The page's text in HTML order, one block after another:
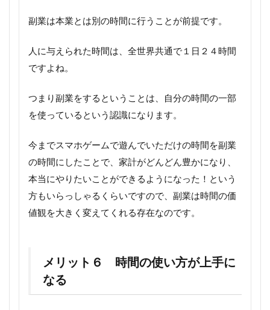
副業は本業とは別の時間に行うことが前提です。
人に与えられた時間は、全世界共通で１日２４時間
ですよね。
つまり副業をするということは、自分の時間の一部
を使っているという認識になります。
今までスマホゲームで遊んでいただけの時間を副業
の時間にしたことで、家計がどんどん豊かになり、
本当にやりたいことができるようになった！という
方もいらっしゃるくらいですので、副業は時間の価
値観を大きく変えてくれる存在なのです。
メリット６ 時間の使い方が上手に
なる